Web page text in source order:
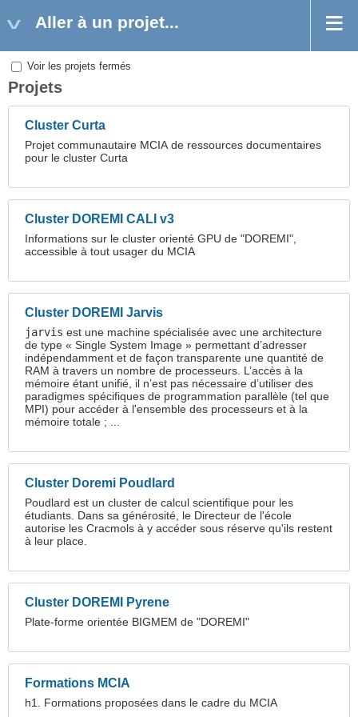
Aller à un projet...
Voir les projets fermés
Projets
Cluster Curta
Projet communautaire MCIA de ressources documentaires
pour le cluster Curta
Cluster DOREMI CALI v3
Informations sur le cluster orienté GPU de "DOREMI",
accessible à tout usager du MCIA
Cluster DOREMI Jarvis
jarvis est une machine spécialisée avec une architecture
de type « Single System Image » permettant d’adresser
indépendamment et de façon transparente une quantité de
RAM à travers un nombre de processeurs. L’accès à la
mémoire étant unifié, il n’est pas nécessaire d’utiliser des
paradigmes spécifiques de programmation parallèle (tel que
MPI) pour accéder à l'ensemble des processeurs et à la
mémoire totale ; ...
Cluster Doremi Poudlard
Poudlard est un cluster de calcul scientifique pour les
étudiants. Dans sa générosité, le Directeur de l'école
autorise les Cracmols à y accéder sous réserve qu'ils restent
à leur place.
Cluster DOREMI Pyrene
Plate-forme orientée BIGMEM de "DOREMI"
Formations MCIA
h1. Formations proposées dans le cadre du MCIA